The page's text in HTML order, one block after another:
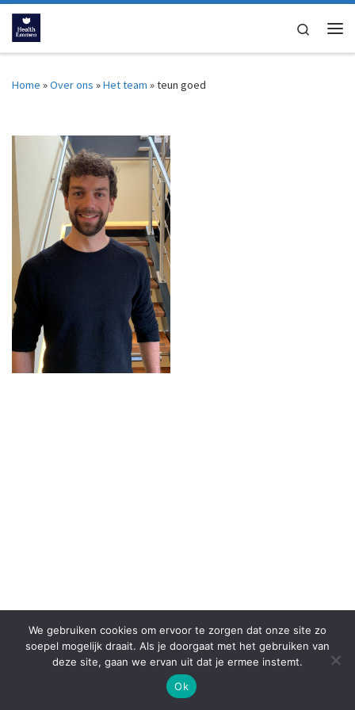
Ga naar inhoud
Search
Home »Over ons »Het team »teun goed
© 2026Fysiotherapie Health Emmen– Alle rechten
voorbehouden
– Ontworpen met de
We gebruiken cookies om ervoor te zorgen dat onze site zo
soepel mogelijk draait. Als je doorgaat met het gebruiken van
deze site, gaan we ervan uit dat je ermee instemt.
Ok